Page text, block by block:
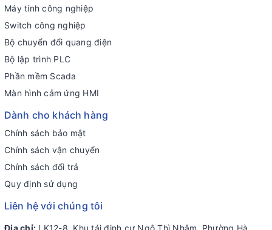
Máy tính công nghiệp
Switch công nghiệp
Bộ chuyển đổi quang điện
Bộ lập trình PLC
Phần mềm Scada
Màn hình cảm ứng HMI
Dành cho khách hàng
Chính sách bảo mật
Chính sách vận chuyển
Chính sách đổi trả
Quy định sử dụng
Liên hệ với chúng tôi